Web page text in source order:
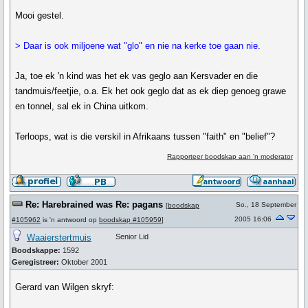
Mooi gestel.
> Daar is ook miljoene wat "glo" en nie na kerke toe gaan nie.
Ja, toe ek 'n kind was het ek vas geglo aan Kersvader en die
tandmuis/feetjie, o.a. Ek het ook geglo dat as ek diep genoeg grawe
en tonnel, sal ek in China uitkom.
Terloops, wat is die verskil in Afrikaans tussen "faith" en "belief"?
Rapporteer boodskap aan 'n moderator
Re: Harebrained was Re: pagans [boodskap
#105962 is 'n antwoord op boodskap #105959]
So., 18 September
2005 16:06
Waaierstertmuis
Boodskappe: 1592
Geregistreer: Oktober 2001
Senior Lid
Gerard van Wilgen skryf: